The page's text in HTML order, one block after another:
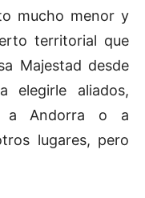
mucho menor y
territorial que
Majestad desde
elegirle aliados,
a Andorra o a
lugares, pero